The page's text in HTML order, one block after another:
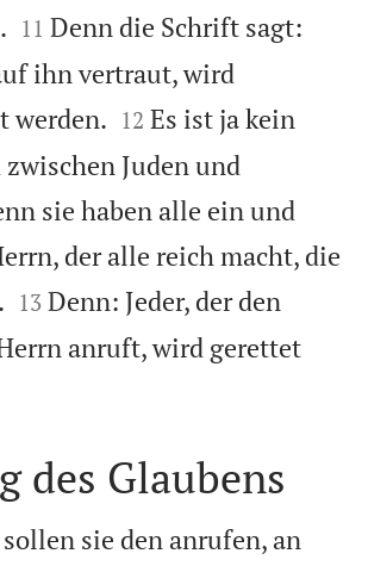


11 Denn die Schrift sagt:
ihn vertraut, wird
werden. 

12 Es ist ja kein
Juden und
sie haben alle ein und
der alle reich macht, die


13 Denn: Jeder, der den
anruft, wird gerettet
des Glaubens
sie den anrufen, an